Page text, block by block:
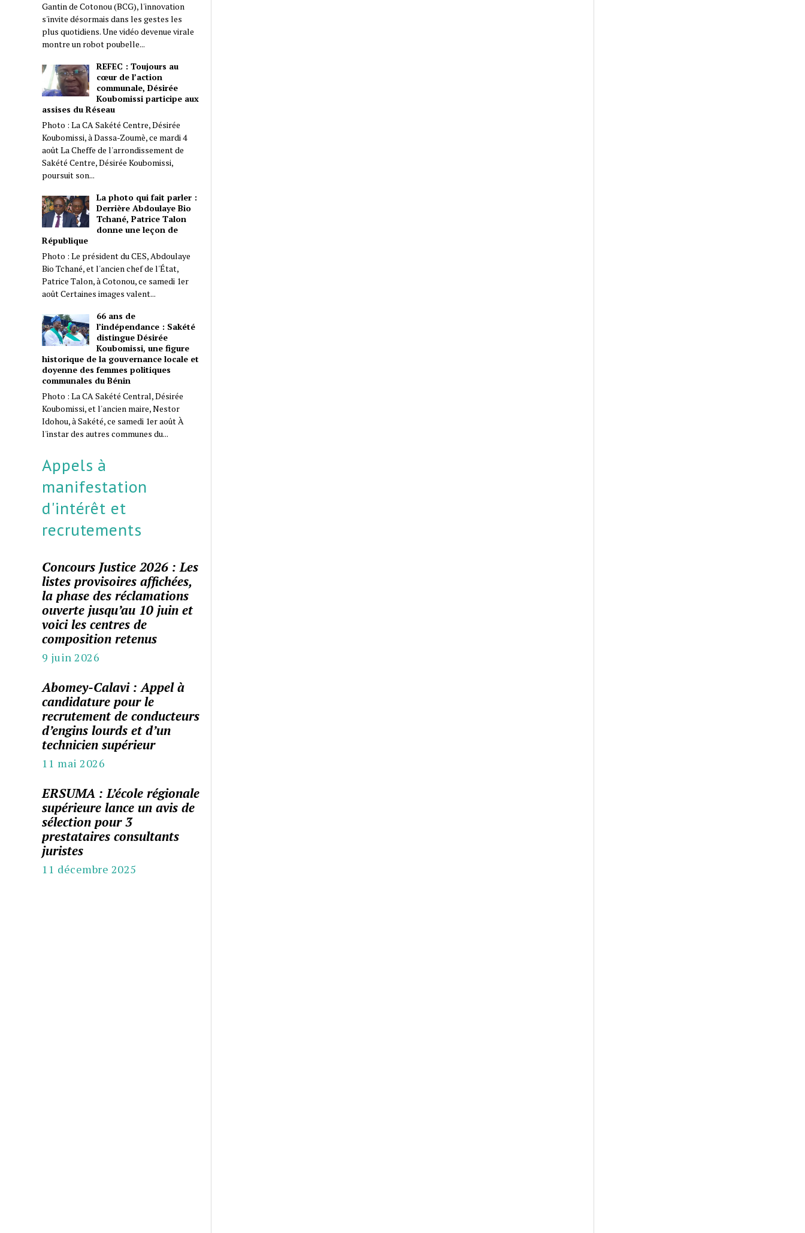
Gantin de Cotonou (BCG), l'innovation
s'invite désormais dans les gestes les
plus quotidiens. Une vidéo devenue virale
montre un robot poubelle...
REFEC : Toujours au
cœur de l’action
communale, Désirée
Koubomissi participe aux
assises du Réseau
Photo : La CA Sakété Centre, Désirée
Koubomissi, à Dassa-Zoumè, ce mardi 4
août La Cheffe de l'arrondissement de
Sakété Centre, Désirée Koubomissi,
poursuit son...
La photo qui fait parler :
Derrière Abdoulaye Bio
Tchané, Patrice Talon
donne une leçon de
République
Photo : Le président du CES, Abdoulaye
Bio Tchané, et l'ancien chef de l'État,
Patrice Talon, à Cotonou, ce samedi 1er
août Certaines images valent...
66 ans de
l’indépendance : Sakété
distingue Désirée
Koubomissi, une figure
historique de la gouvernance locale et
doyenne des femmes politiques
communales du Bénin
Photo : La CA Sakété Central, Désirée
Koubomissi, et l'ancien maire, Nestor
Idohou, à Sakété, ce samedi 1er août À
l'instar des autres communes du...
Appels à
manifestation
d'intérêt et
recrutements
Concours Justice 2026 : Les
listes provisoires affichées,
la phase des réclamations
ouverte jusqu’au 10 juin et
voici les centres de
composition retenus
9 juin 2026
Abomey-Calavi : Appel à
candidature pour le
recrutement de conducteurs
d’engins lourds et d’un
technicien supérieur
11 mai 2026
ERSUMA : L’école régionale
supérieure lance un avis de
sélection pour 3
prestataires consultants
juristes
11 décembre 2025